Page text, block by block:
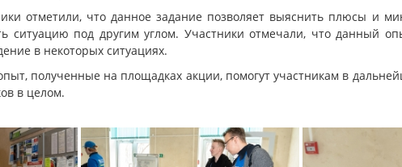
отметили, что данное задание позволяет выяснить плюсы и
ситуацию под другим углом. Участники отмечали, что
в некоторых ситуациях.
полученные на площадках акции, помогут участникам в
в целом.